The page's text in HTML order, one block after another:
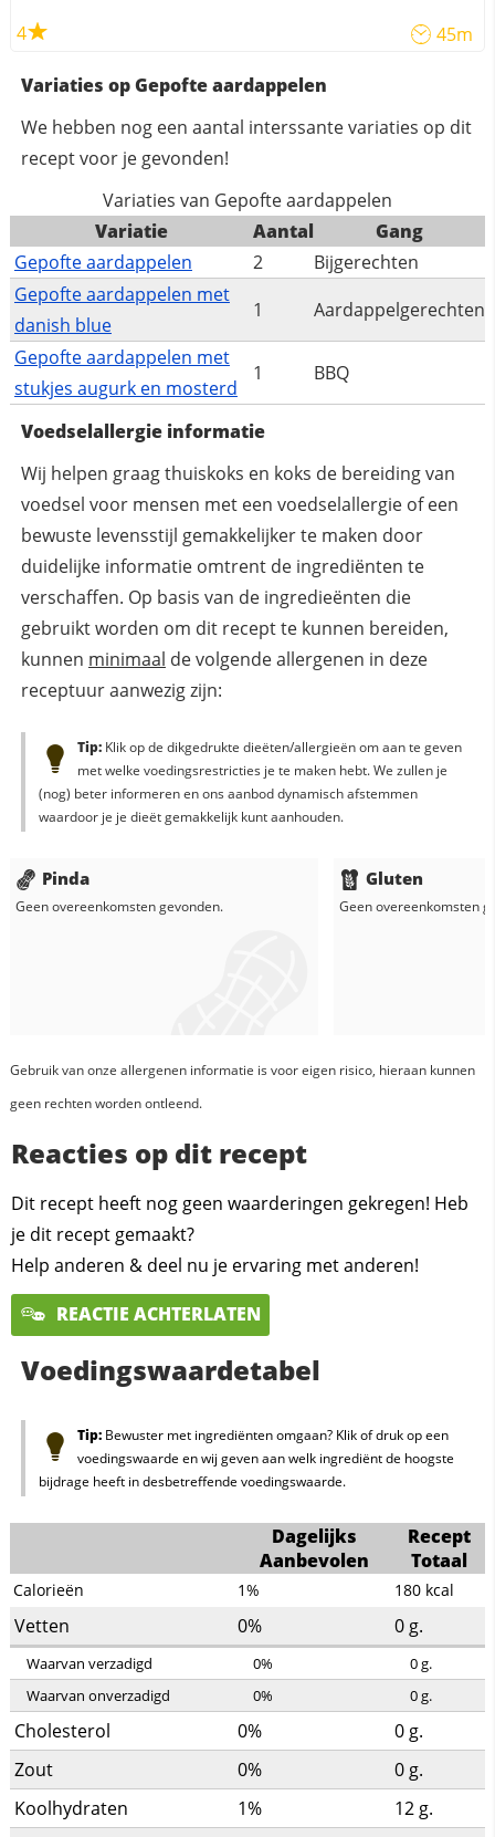
4 45m
Variaties op Gepofte aardappelen
We hebben nog een aantal interssante variaties op dit
recept voor je gevonden!
Variaties van Gepofte aardappelen
Variatie
Aantal
Gang
Gepofte aardappelen
2
Bijgerechten
Gepofte aardappelen met
danish blue
1
Aardappelgerechten
Gepofte aardappelen met
stukjes augurk en mosterd
1 BBQ
Voedselallergie informatie
Wij helpen graag thuiskoks en koks de bereiding van
voedsel voor mensen met een voedselallergie of een
bewuste levensstijl gemakkelijker te maken door
duidelijke informatie omtrent de ingrediënten te
verschaffen. Op basis van de ingredieënten die
gebruikt worden om dit recept te kunnen bereiden,
kunnen minimaal de volgende allergenen in deze
receptuur aanwezig zijn:
Tip:Klik op de dikgedrukte dieëten/allergieën om aan te geven
met welke voedingsrestricties je te maken hebt. We zullen je
(nog) beter informeren en ons aanbod dynamisch afstemmen
waardoor je je dieët gemakkelijk kunt aanhouden.
Pinda
Geen overeenkomsten gevonden.
Gluten
Geen overeenkomsten
Gebruik van onze allergenen informatie is voor eigen risico, hieraan kunnen
geen rechten worden ontleend.
Reacties op dit recept
Dit recept heeft nog geen waarderingen gekregen! Heb
je dit recept gemaakt?
Help anderen & deel nu je ervaring met anderen!
REACTIE ACHTERLATEN
Voedingswaardetabel
Tip:Bewuster met ingrediënten omgaan? Klik of druk op een
voedingswaarde en wij geven aan welk ingrediënt de hoogste
bijdrage heeft in desbetreffende voedingswaarde.
Dagelijks
Aanbevolen
Recept
Totaal
Calorieën 1% 180 kcal
Vetten 0% 0 g.
Waarvan verzadigd 0% 0g.
Waarvan onverzadigd
0% 0g.
Cholesterol 0% 0 g.
Zout
0% 0 g.
Koolhydraten
1% 12 g.